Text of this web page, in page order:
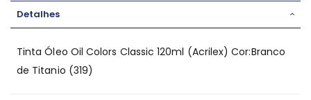
Detalhes
Tinta Óleo Oil Colors Classic 120ml (Acrilex) Cor:Branco
de Titanio (319)